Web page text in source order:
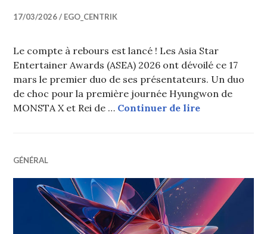
17/03/2026 EGO_CENTRIK
Le compte à rebours est lancé ! Les Asia Star
Entertainer Awards (ASEA) 2026 ont dévoilé ce 17
mars le premier duo de ses présentateurs. Un duo
de choc pour la première journée Hyungwon de
MONSTA X et Rei de … Continuer de lireASEA 2026 :
GÉNÉRAL